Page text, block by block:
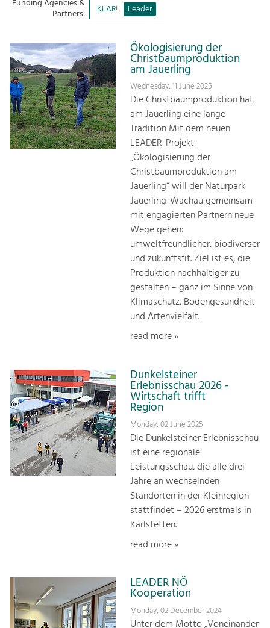
SitemapLandscape.
Tourism
Offer Development and Positioning
Art & Culture
Crafts, Science and Research.
Social Affairs, Education
Equality, Youth and Integration.
Climate Change, Public Transport and
Funding Agencies &
Partners: KLAR! Leader
Ökologisierung der
Christbaumproduktion
am Jauerling
Wednesday, 11 June 2025
Die Christbaumproduktion hat
am Jauerling eine lange
Tradition Mit dem neuen
LEADER-Projekt
„Ökologisierung der
Christbaumproduktion am
Jauerling“ will der Naturpark
Jauerling-Wachau gemeinsam
mit engagierten Partnern neue
Wege gehen:
umweltfreundlicher, biodiverser
und zukunftsfit. Ziel ist es, die
Produktion nachhaltiger zu
gestalten – ganz im Sinne von
Klimaschutz, Bodengesundheit
und Artenvielfalt.
read more »
Dunkelsteiner
Erlebnisschau 2026 -
Wirtschaft trifft
Region
Monday, 02 June 2025
Die Dunkelsteiner Erlebnisschau
ist eine regionale
Leistungsschau, die alle drei
Jahre an wechselnden
Standorten in der Kleinregion
stattfindet – 2026 erstmals in
Karlstetten.
read more »
LEADER NÖ
Kooperation
Monday, 02 December 2024
Unter dem Motto „Voneinander